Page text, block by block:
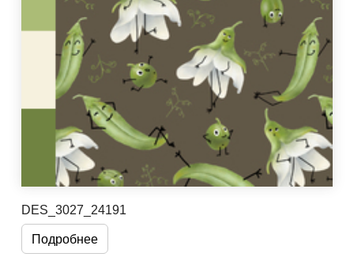
DES_3027_24191
Подробнее